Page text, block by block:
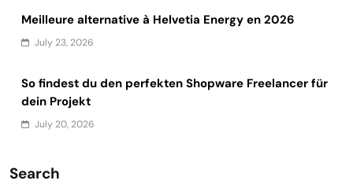
Meilleure alternative à Helvetia Energy en 2026
July 23, 2026
So findest du den perfekten Shopware Freelancer für
dein Projekt
July 20, 2026
Search